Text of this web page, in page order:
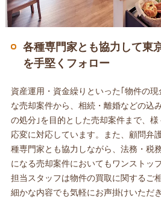
各種専門家とも協力して東
を手堅くフォロー
資産運用・資金繰りといった｢物件の
な売却案件から、相続・離婚などの込
の処分｣を目的とした売却案件まで、
応変に対応しています。また、顧問弁
種専門家とも協力しながら、法務・税
になる売却案件においてもワンストッ
担当スタッフは物件の買取に関するご
細かな内容でも気軽にお声掛けいただ